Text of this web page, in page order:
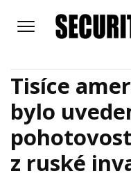
Tisíce
bylo
z ruské